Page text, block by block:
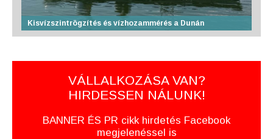
Kisvízszintrögzítés és vízhozammérés a Dunán
VÁLLALKOZÁSA VAN?
HIRDESSEN NÁLUNK!
BANNER ÉS PR cikk hirdetés Facebook
megjelenéssel is